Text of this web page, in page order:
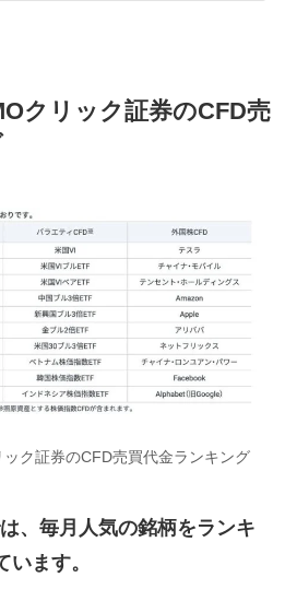
クリック証券のCFD売
ック証券のCFD売買代金ランキング
、毎月人気の銘柄をランキ
ます。